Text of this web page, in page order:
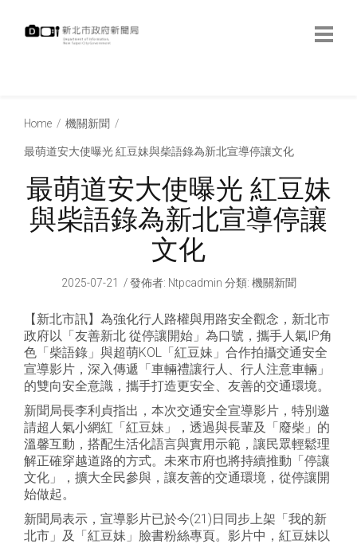
Home 機關新聞
最萌道安大使曝光 紅豆妹與柴語錄為新北宣導停讓文化
最萌道安大使曝光 紅豆妹
與柴語錄為新北宣導停讓
文化
2025-07-21 發佈者: Ntpcadmin 分類: 機關新聞
【新北市訊】為強化行人路權與用路安全觀念，新北市
政府以「友善新北 從停讓開始」為口號，攜手人氣IP角
色「柴語錄」與超萌KOL「紅豆妹」合作拍攝交通安全
宣導影片，深入傳遞「車輛禮讓行人、行人注意車輛」
的雙向安全意識，攜手打造更安全、友善的交通環境。
新聞局長李利貞指出，本次交通安全宣導影片，特別邀
請超人氣小網紅「紅豆妹」，透過與長輩及「廢柴」的
溫馨互動，搭配生活化語言與實用示範，讓民眾輕鬆理
解正確穿越道路的方式。未來市府也將持續推動「停讓
文化」，擴大全民參與，讓友善的交通環境，從停讓開
始做起。
新聞局表示，宣導影片已於今(21)日同步上架「我的新
北市」及「紅豆妹」臉書粉絲專頁。影片中，紅豆妹以